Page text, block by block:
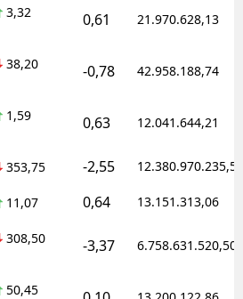
3,32 0,61 21.970.628,13
38,20 -0,78 42.958.188,74
1,59 0,63 12.041.644,21
353,75 -2,55 12.380.970.235,50
11,07 0,64 13.151.313,06
308,50 -3,37 6.758.631.520,50
50,45